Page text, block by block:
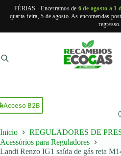
FÉRIAS · Encerramos de 6 de agosto a 1
quarta-feira, 5 de agosto. As encomendas
regresso.
o
conteúdo
Acceso B2B
Inicio
REGULADORES DE
Acessórios para Reguladores
Landi Renzo IG1 saída de gás reta